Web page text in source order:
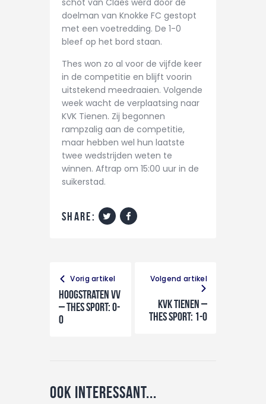
doelman van Knokke FC gestopt
met een voetredding. De 1-0
bleef op het bord staan.
Thes won zo al voor de vijfde keer
in de competitie en blijft voorin
uitstekend meedraaien. Volgende
week wacht de verplaatsing naar
KVK Tienen. Zij begonnen
rampzalig aan de competitie,
maar hebben wel hun laatste
twee wedstrijden weten te
winnen. Aftrap om 15:00 uur in de
suikerstad.
share:
Vorig artikel
Hoogstraten VV
– THES Sport: 0-
0
Volgend artikel
KVK Tienen –
THES Sport: 1-0
Ook interessant...